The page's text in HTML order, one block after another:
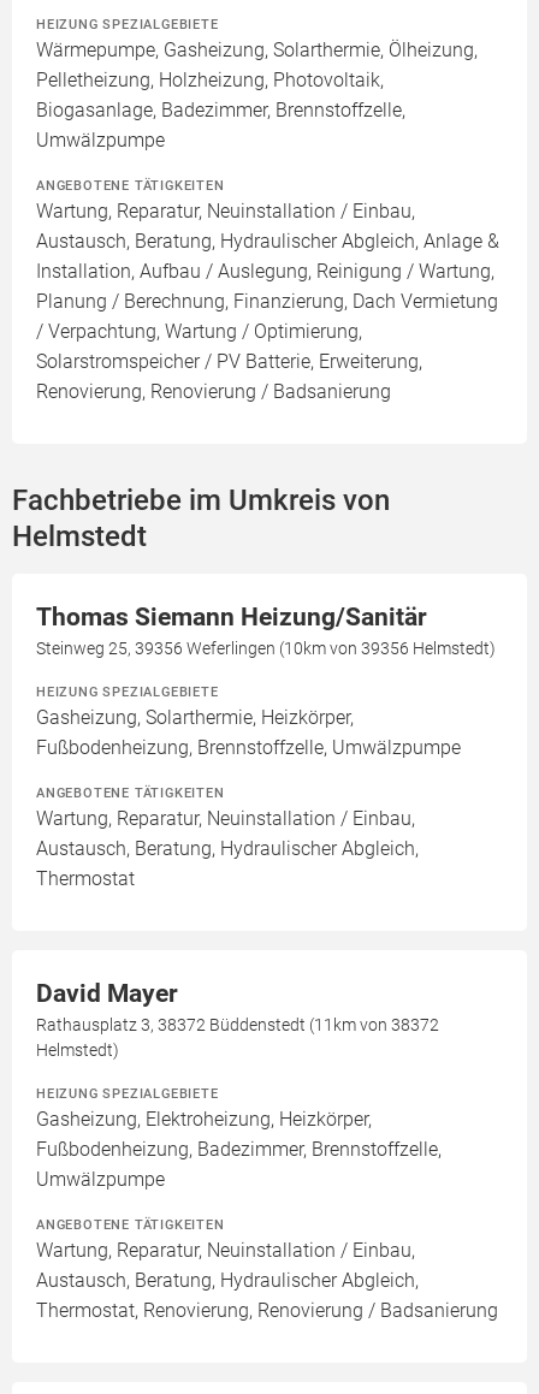
HEIZUNG SPEZIALGEBIETE
Wärmepumpe, Gasheizung, Solarthermie, Ölheizung,
Pelletheizung, Holzheizung, Photovoltaik,
Biogasanlage, Badezimmer, Brennstoffzelle,
Umwälzpumpe
ANGEBOTENE TÄTIGKEITEN
Wartung, Reparatur, Neuinstallation / Einbau,
Austausch, Beratung, Hydraulischer Abgleich, Anlage &
Installation, Aufbau / Auslegung, Reinigung / Wartung,
Planung / Berechnung, Finanzierung, Dach Vermietung
/ Verpachtung, Wartung / Optimierung,
Solarstromspeicher / PV Batterie, Erweiterung,
Renovierung, Renovierung / Badsanierung
Fachbetriebe im Umkreis von
Helmstedt
Thomas Siemann Heizung/Sanitär
Steinweg 25, 39356 Weferlingen (10km von 39356 Helmstedt)
HEIZUNG SPEZIALGEBIETE
Gasheizung, Solarthermie, Heizkörper,
Fußbodenheizung, Brennstoffzelle, Umwälzpumpe
ANGEBOTENE TÄTIGKEITEN
Wartung, Reparatur, Neuinstallation / Einbau,
Austausch, Beratung, Hydraulischer Abgleich,
Thermostat
David Mayer
Rathausplatz 3, 38372 Büddenstedt (11km von 38372
Helmstedt)
HEIZUNG SPEZIALGEBIETE
Gasheizung, Elektroheizung, Heizkörper,
Fußbodenheizung, Badezimmer, Brennstoffzelle,
Umwälzpumpe
ANGEBOTENE TÄTIGKEITEN
Wartung, Reparatur, Neuinstallation / Einbau,
Austausch, Beratung, Hydraulischer Abgleich,
Thermostat, Renovierung, Renovierung / Badsanierung